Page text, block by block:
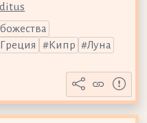
божества
Кипр
Луна